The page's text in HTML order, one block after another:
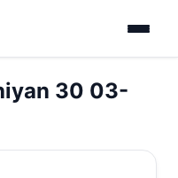
30 03-